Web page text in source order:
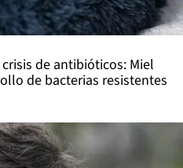
de antibióticos: Miel
de bacterias resistentes